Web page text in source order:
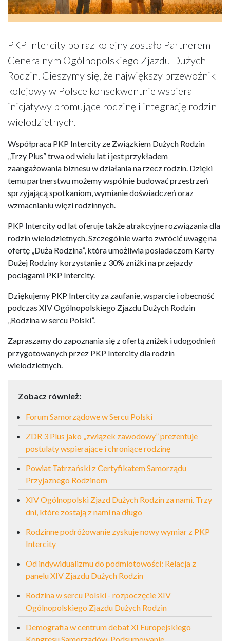
PKP Intercity po raz kolejny zostało Partnerem
Generalnym Ogólnopolskiego Zjazdu Dużych
Rodzin. Cieszymy się, że największy przewoźnik
kolejowy w Polsce konsekwentnie wspiera
inicjatywy promujące rodzinę i integrację rodzin
wielodzietnych.
Współpraca PKP Intercity ze Związkiem Dużych Rodzin
„Trzy Plus” trwa od wielu lat i jest przykładem
zaangażowania biznesu w działania na rzecz rodzin. Dzięki
temu partnerstwu możemy wspólnie budować przestrzeń
sprzyjającą spotkaniom, wymianie doświadczeń oraz
wzmacnianiu więzi rodzinnych.
PKP Intercity od lat oferuje także atrakcyjne rozwiązania dla
rodzin wielodzietnych. Szczególnie warto zwrócić uwagę na
ofertę „Duża Rodzina”, która umożliwia posiadaczom Karty
Dużej Rodziny korzystanie z 30% zniżki na przejazdy
pociągami PKP Intercity.
Dziękujemy PKP Intercity za zaufanie, wsparcie i obecność
podczas XIV Ogólnopolskiego Zjazdu Dużych Rodzin
„Rodzina w sercu Polski”.
Zapraszamy do zapoznania się z ofertą zniżek i udogodnień
przygotowanych przez PKP Intercity dla rodzin
wielodzietnych.
Zobacz również:
Forum Samorządowe w Sercu Polski
ZDR 3 Plus jako „związek zawodowy” prezentuje
postulaty wspierające i chroniące rodzinę
Powiat Tatrzański z Certyfikatem Samorządu
Przyjaznego Rodzinom
XIV Ogólnopolski Zjazd Dużych Rodzin za nami. Trzy
dni, które zostają z nami na długo
Rodzinne podróżowanie zyskuje nowy wymiar z PKP
Intercity
Od indywidualizmu do podmiotowości: Relacja z
panelu XIV Zjazdu Dużych Rodzin
Rodzina w sercu Polski - rozpoczęcie XIV
Ogólnopolskiego Zjazdu Dużych Rodzin
Demografia w centrum debat XI Europejskiego
Kongresu Samorządów. Podsumowanie